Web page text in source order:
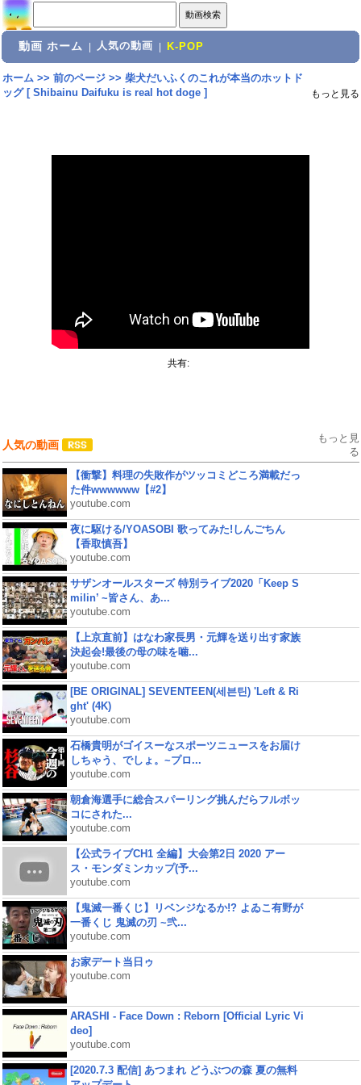
動画 ホーム 人気の動画 K-POP
ホーム>> 前のページ>> 柴犬だいふくのこれが本当のホットド
ッグ [ Shibainu Daifuku is real hot doge ]
もっと見る
共有:
人気の動画
もっと見
る
【衝撃】料理の失敗作がツッコミどころ満載だっ
た件wwwwww【#2】
youtube.com
夜に駆ける/YOASOBI 歌ってみた!しんごちん
【香取慎吾】
youtube.com
サザンオールスターズ 特別ライブ2020「Keep S
milin’ ~皆さん、あ...
youtube.com
【上京直前】はなわ家長男・元輝を送り出す家族
決起会!最後の母の味を噛...
youtube.com
[BE ORIGINAL] SEVENTEEN(세븐틴) 'Left & Ri
ght' (4K)
youtube.com
石橋貴明がゴイスーなスポーツニュースをお届け
しちゃう、でしょ。~プロ...
youtube.com
朝倉海選手に総合スパーリング挑んだらフルボッ
コにされた...
youtube.com
【公式ライブCH1 全編】大会第2日 2020 アー
ス・モンダミンカップ(予...
youtube.com
【鬼滅一番くじ】リベンジなるか!? よゐこ有野が
一番くじ 鬼滅の刃 ~弐...
youtube.com
お家デート当日ゥ
youtube.com
ARASHI - Face Down : Reborn [Official Lyric Vi
deo]
youtube.com
[2020.7.3 配信] あつまれ どうぶつの森 夏の無料